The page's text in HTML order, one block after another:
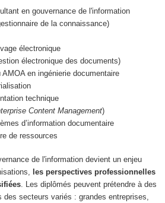
en gouvernance de l'information
de la connaissance)
électronique
électronique des documents)
en ingénierie documentaire
technique
Content Management)
d’information documentaire
de ressources
de l'information devient un enjeu
les perspectives professionnelles
. Les diplômés peuvent prétendre à des
des secteurs variés : grandes entreprises,